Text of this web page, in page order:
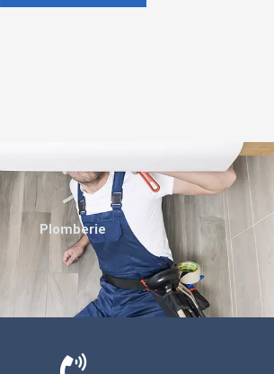
Plomberie